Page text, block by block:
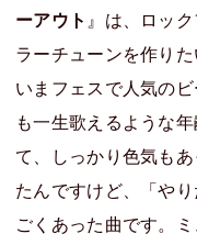
ーアウト』は、ロッ
ラーチューンを作り
いまフェスで人気の
も一生歌えるような
て、しっかり色気も
たんですけど、「や
ごくあった曲です。